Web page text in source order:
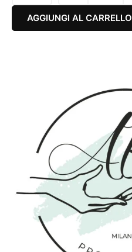
AGGIUNGI AL CARRELLO